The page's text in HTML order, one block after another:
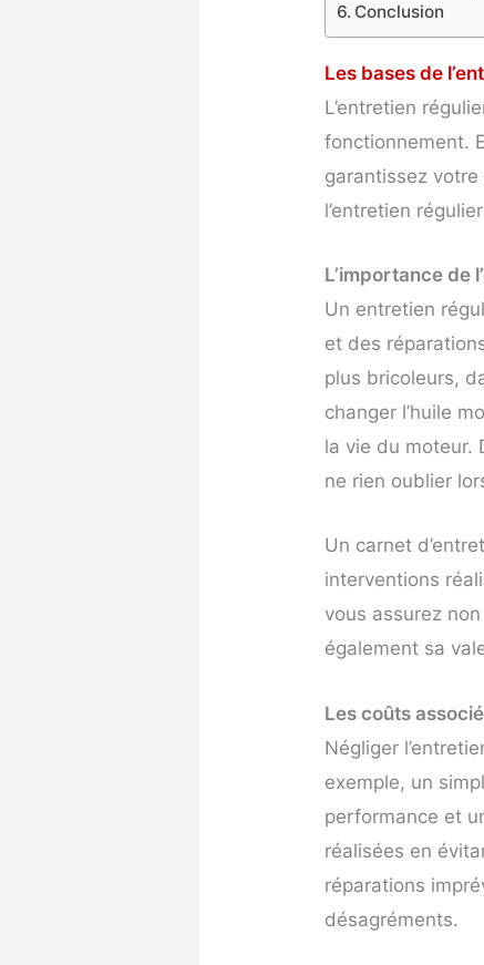
Conclusion
Les bases de
L’entretien
fonctionnement.
garantissez
l’entretien
L’importance de
Un entretien
et des
plus bricoleurs,
changer l’huile
la vie du moteur.
ne rien oublier
Un carnet
interventions
vous assurez
également sa
Les coûts
Négliger
exemple, un
performance et
réalisées en
réparations
désagréments.